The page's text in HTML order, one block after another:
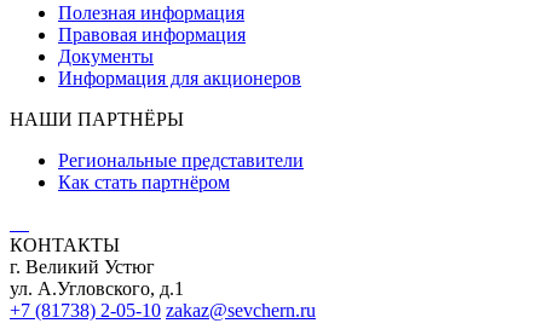
Полезная информация
Правовая информация
Документы
Информация для акционеров
НАШИ ПАРТНЁРЫ
Региональные представители
Как стать партнёром
КОНТАКТЫ
г. Великий Устюг
ул. А.Угловского, д.1
+7 (81738) 2-05-10 zakaz@sevchern.ru